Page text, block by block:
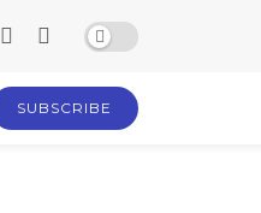
SUBSCRIBE